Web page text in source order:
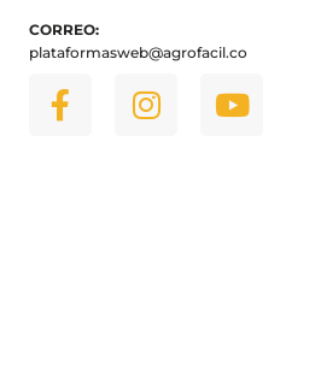
CORREO:
plataformasweb@agrofacil.co